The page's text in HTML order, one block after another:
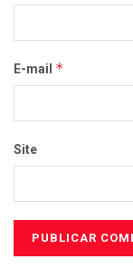
E-mail *
Site